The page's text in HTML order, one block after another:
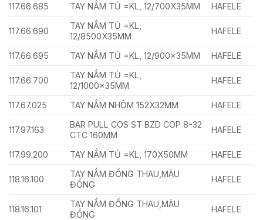
117.66.685
TAY NẮM TỦ =KL, 12/700X35MM HAFELE
117.66.690
TAY NẮM TỦ =KL,
12/8500X35MM
HAFELE
117.66.695 TAY NẮM TỦ =KL, 12/900x35MM HAFELE
117.66.700
TAY NẮM TỦ =KL,
12/1000x35MM
HAFELE
117.67.025 TAY NẮM NHÔM 152X32MM HAFELE
117.97.163
BAR PULL COS ST BZD COP 8-32
CTC 160MM
HAFELE
117.99.200 TAY NẮM TỦ =KL, 170X50MM HAFELE
118.16.100
TAY NẮM ĐỒNG THAU,MÀU
ĐỒNG
HAFELE
118.16.101
TAY NẮM ĐỒNG THAU,MÀU
ĐỒNG
HAFELE